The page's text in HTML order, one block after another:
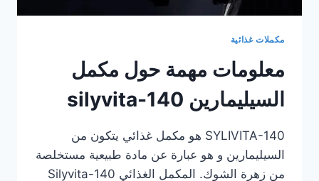
مكملات غذائية
معلومات مهمة حول مكمل
السيليمارين silyvita-140
SYLIVITA-140 هو مكمل غذائي يتكون من
السيليمارين و هو عبارة عن مادة طبيعية مستخلصة
من زهرة الشوك. المكمل الغذائي Silyvita-140